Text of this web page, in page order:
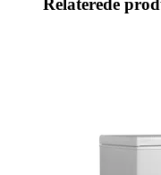
Relaterede